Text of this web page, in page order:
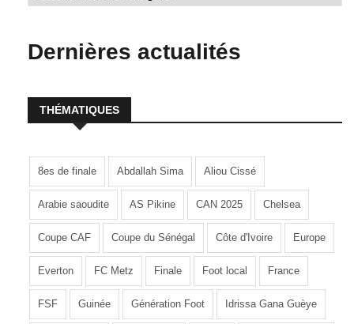
Dernières actualités
THÉMATIQUES
8es de finale Abdallah Sima Aliou Cissé
Arabie saoudite AS Pikine CAN 2025 Chelsea
Coupe CAF Coupe du Sénégal Côte d'Ivoire Europe
Everton FC Metz Finale Foot local France
FSF Guinée Génération Foot Idrissa Gana Guèye